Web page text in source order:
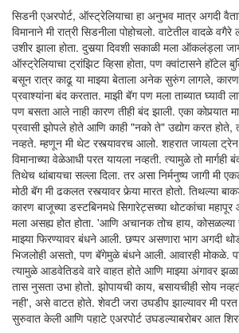
सिडनी एअरपोर्ट, ऑस्ट्रेलियाचा हा अनुभव मात्र अगदी
विमानाने मी रात्री सिडनीला पोहोचलो. वाटेतील वादळे वगैरे
उशीर झाला होता. दुसर्‍या दिवशी सकाळी मला ऑकलंड्ला
ऑस्ट्रेलियाचा ट्रांझिट व्हिसा होता, पण क्वांटासने हॉटेल
बसून रात्र काढू या माझ्या बेताला अनेक सुरुंग लागले, कारण
प्रवाश्यांना बंद करतात. माझी बॅग पण मला ताब्यात घ्यावी
पण बसता आले नाही कारण तीही बंद झाली. एका
प्रवासी झोपले होते आणि काही "नको ते" उद्योग करत
नव्हते. म्हणून मी थेट रस्त्यावरच आलो. शहरात जायला ट्रेन
विमानाच्या वेळेआधी परत यायला नव्हती. त्यामुळे तो मार्गही
तिथेच थांबायचा सल्ला दिला. तर असा निर्मनुष्य जागी मी
मोठी बॅग मी ढकलत रस्त्यावर फेर्‍या मारत होतो. तिथल्या
कारण बाजूच्या डस्टबिनमधे सिगारेट्सच्या थोटकांचा
मला असह्य होत होता. 'आणि अचानक तोच हाय,
माझ्या फिरण्यावर बंधने आली. छप्पर असणारा भाग अगदी
भिजलोही असतो, पण बॅगेमुळे बंधने आली. आवारही मोकळे.
त्यामुळे आडवेतिडवे वारे वाहत होते आणि माझ्या अंगावर
तास नुसता उभा होतो. झोपायची काय, बसायचीही सोय
नही', असे वाटत होते. शेवटी जरा उघडीप झाल्यावर मी परत
सुरुवात केली आणि पहाटे एअरपोर्ट उघडल्याबरोबर आत